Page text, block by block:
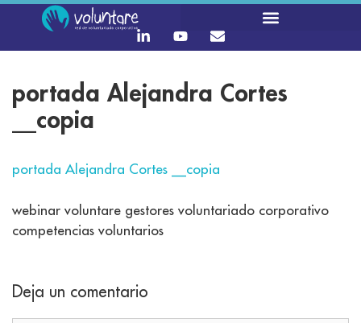
portada Alejandra Cortes
__copia
portada Alejandra Cortes __copia
webinar voluntare gestores voluntariado corporativo
competencias voluntarios
Deja un comentario